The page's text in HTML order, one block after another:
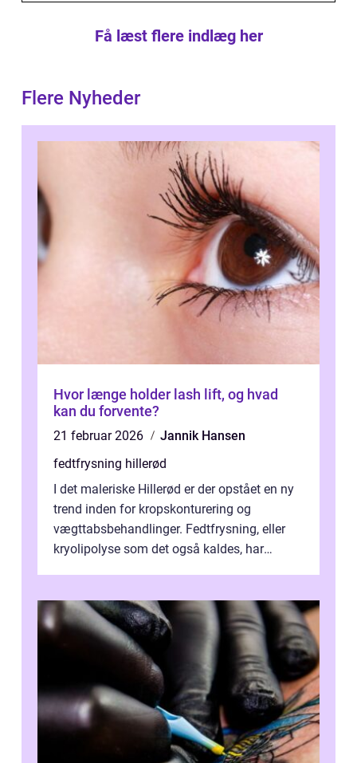
Få læst flere indlæg her
Flere Nyheder
Hvor længe holder lash lift, og hvad
kan du forvente?
21 februar 2026
Jannik Hansen
fedtfrysning hillerød
I det maleriske Hillerød er der opstået en ny
trend inden for kropskonturering og
vægttabsbehandlinger. Fedtfrysning, eller
kryolipolyse som det også kaldes, har